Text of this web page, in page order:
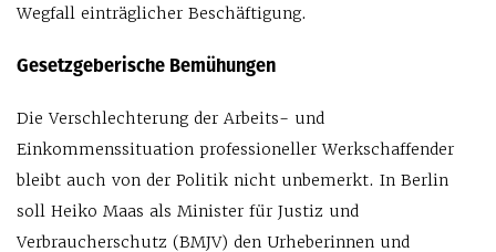
Wegfall einträglicher Beschäftigung.
Gesetzgeberische Bemühungen
Die Verschlechterung der Arbeits- und
Einkommenssituation professioneller Werkschaffender
bleibt auch von der Politik nicht unbemerkt. In Berlin
soll Heiko Maas als Minister für Justiz und
Verbraucherschutz (BMJV) den Urheberinnen und